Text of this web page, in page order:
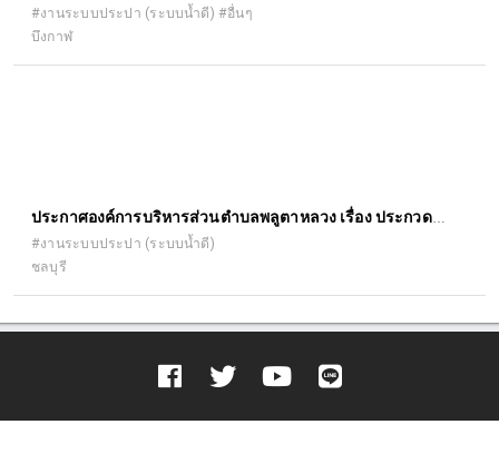
โครงการปรับปรุงท่อส่งน้ำประปาข้ามถนน ๒๒๒ (หน้าร้านเจริญ
ถึงสะพาน ข้ามห้วยต้อง) หมู่ที่ ๔
#งานระบบประปา (ระบบน้ำดี) #อื่นๆ
บึงกาฬ
ประกาศองค์การบริหารส่วนตำบลพลูตาหลวง เรื่อง ประกวด
ราคาจ้างก่อสร้างโครงการขยายเขตประปา บริเวณซอยพัฒนาภ
รณ์ ซอย ๔/๓ หมู่ที่ ๔
#งานระบบประปา (ระบบน้ำดี)
ชลบุรี